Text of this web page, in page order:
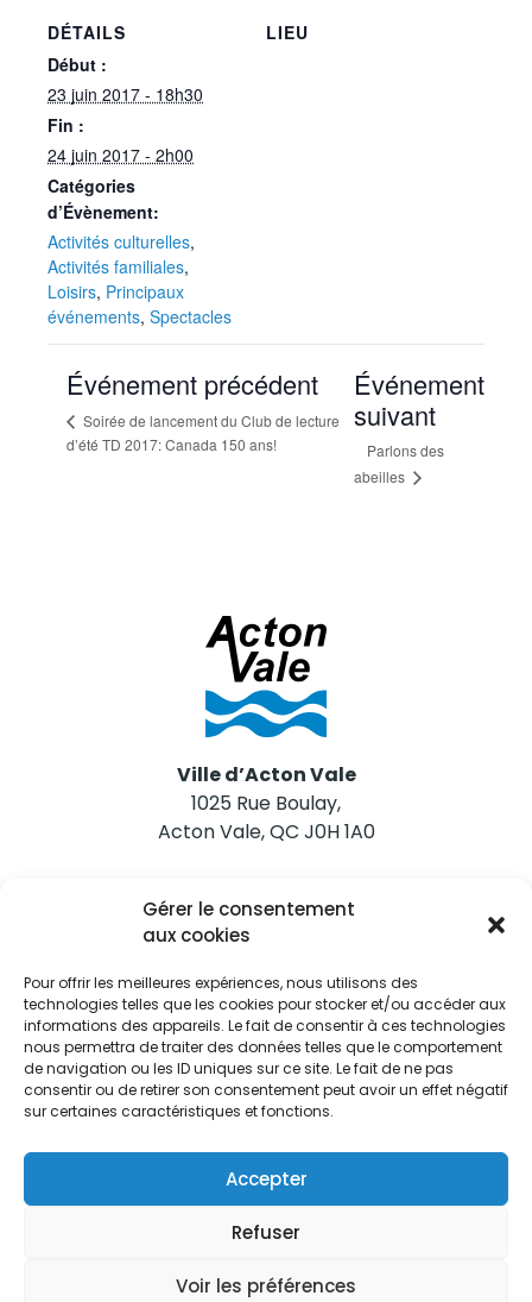
Gérer le consentement
aux cookies
Pour offrir les meilleures expériences, nous utilisons des
technologies telles que les cookies pour stocker et/ou accéder aux
informations des appareils. Le fait de consentir à ces technologies
nous permettra de traiter des données telles que le comportement
de navigation ou les ID uniques sur ce site. Le fait de ne pas
consentir ou de retirer son consentement peut avoir un effet négatif
sur certaines caractéristiques et fonctions.
Accepter
Refuser
Voir les préférences
DÉTAILS
Début :
23 juin 2017 - 18h30
Fin :
24 juin 2017 - 2h00
Catégories
d’Évènement:
Activités culturelles,
Activités familiales,
Loisirs, Principaux
événements, Spectacles
LIEU
Événement précédent
Soirée de lancement du Club de lecture
d’été TD 2017: Canada 150 ans!
Événement
suivant
Parlons des
abeilles
Ville d’Acton Vale
1025 Rue Boulay,
Acton Vale, QC J0H 1A0
Nous joindre
Tél. 450 546-2703
Restez informés
Abonnez-vous aux alertes municipales
Je m'abonne